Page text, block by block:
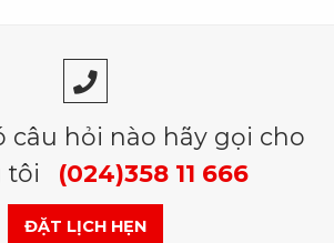
câu hỏi nào hãy gọi cho
tôi
(024)358 11 666
ĐẶT LỊCH HẸN